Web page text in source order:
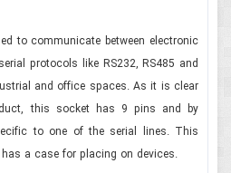
to communicate between electronic
protocols like RS232, RS485 and
and office spaces. As it is clear
this socket has 9 pins and by
to one of the serial lines. This
a case for placing on devices.